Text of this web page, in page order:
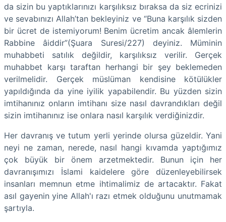
da sizin bu yaptıklarınızı karşılıksız bıraksa da siz ecrinizi
ve sevabınızı Allah’tan bekleyiniz ve “Buna karşılık sizden
bir ücret de istemiyorum! Benim ücretim ancak âlemlerin
Rabbine âiddir”(Şuara Suresi/227) deyiniz. Müminin
muhabbeti satılık değildir, karşılıksız verilir. Gerçek
muhabbet karşı taraftan herhangi bir şey beklemeden
verilmelidir. Gerçek müslüman kendisine kötülükler
yapıldığında da yine iyilik yapabilendir. Bu yüzden sizin
imtihanınız onların imtihanı size nasıl davrandıkları değil
sizin imtihanınız ise onlara nasıl karşılık verdiğinizdir.
Her davranış ve tutum yerli yerinde olursa güzeldir. Yani
neyi ne zaman, nerede, nasıl hangi kıvamda yaptığımız
çok büyük bir önem arzetmektedir. Bunun için her
davranışımızı İslami kaidelere göre düzenleyebilirsek
insanları memnun etme ihtimalimiz de artacaktır. Fakat
asıl gayenin yine Allah'ı razı etmek olduğunu unutmamak
şartıyla.